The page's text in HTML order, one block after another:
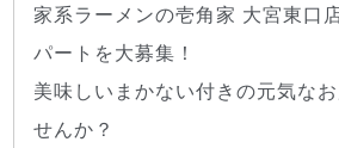
家系ラーメンの壱角家 大宮東口
パートを大募集！
美味しいまかない付きの元気な
せんか？